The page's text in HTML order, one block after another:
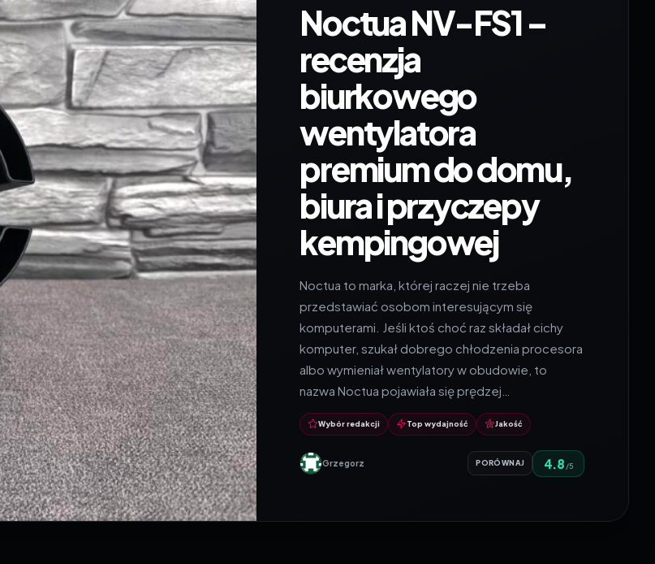
Noctua NV-FS1 –
recenzja
biurkowego
wentylatora
premium do domu,
biura i przyczepy
kempingowej
Noctua to marka, której raczej nie trzeba
przedstawiać osobom interesującym się
komputerami. Jeśli ktoś choć raz składał cichy
komputer, szukał dobrego chłodzenia procesora
albo wymieniał wentylatory w obudowie, to
nazwa Noctua pojawiała się prędzej…
Wybór redakcji Top wydajność Jakość
Grzegorz PORÓWNAJ 4.8 /5